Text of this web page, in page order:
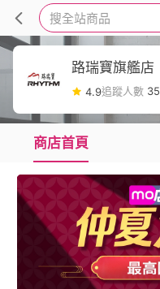
搜全站商品
路瑞寶旗艦店
4.9追蹤人數 35
商店首頁